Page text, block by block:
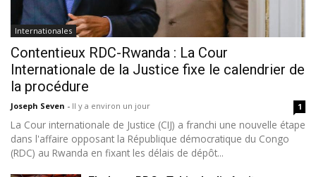
Internationales
Contentieux RDC-Rwanda : La Cour
Internationale de la Justice fixe le calendrier de
la procédure
Joseph Seven - Il y a environ un jour 1
La Cour internationale de Justice (CIJ) a franchi une nouvelle étape
dans l'affaire opposant la République démocratique du Congo
(RDC) au Rwanda en fixant les délais de dépôt...